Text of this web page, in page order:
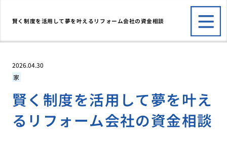
賢く制度を活用して夢を叶えるリフォーム会社の資金相談
2026.04.30
家
賢く制度を活用して夢を叶え
るリフォーム会社の資金相談